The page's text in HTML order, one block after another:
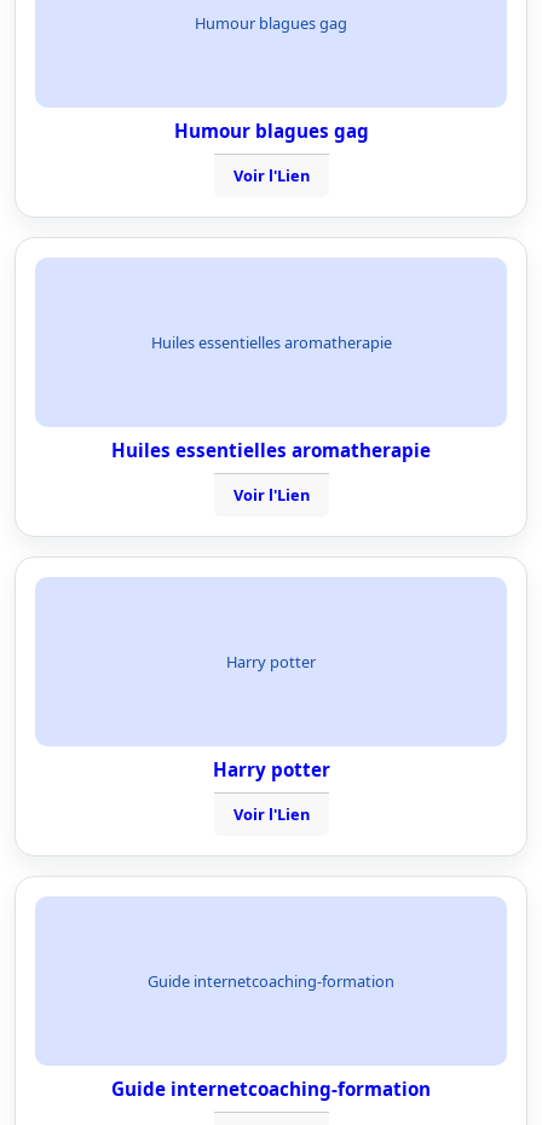
Humour blagues gag
Humour blagues gag
Voir l'Lien
Huiles essentielles aromatherapie
Huiles essentielles aromatherapie
Voir l'Lien
Harry potter
Harry potter
Voir l'Lien
Guide internetcoaching-formation
Guide internetcoaching-formation